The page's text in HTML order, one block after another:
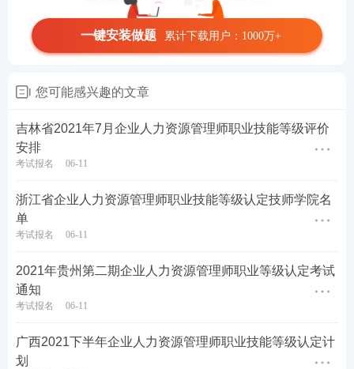
一键安装做题 累计下载用户：1000万+
您可能感兴趣的文章
吉林省2021年7月企业人力资源管理师职业技能等级评价
安排
考试报名 06-11
浙江省企业人力资源管理师职业技能等级认定技师学院名
单
考试报名 06-11
2021年贵州第二期企业人力资源管理师职业等级认定考试
通知
考试报名 06-11
广西2021下半年企业人力资源管理师职业技能等级认定计
划